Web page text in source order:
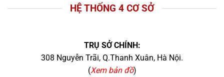
HỆ THỐNG 4 CƠ SỞ
TRỤ SỞ CHÍNH:
308 Nguyễn Trãi, Q.Thanh Xuân, Hà Nội.
(Xem bản đồ)